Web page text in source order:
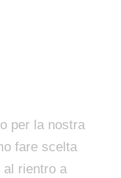
per la nostra
fare scelta
al rientro a